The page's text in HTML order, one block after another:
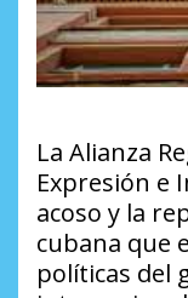
La Alianza
Expresión e
acoso y la
cubana que
políticas del